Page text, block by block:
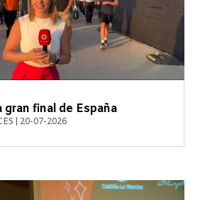
gran final de España
20-07-2026